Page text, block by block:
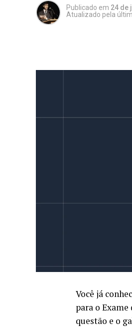
Publicado em 24 de
Atualizado pela
Você já
para o
questão e o